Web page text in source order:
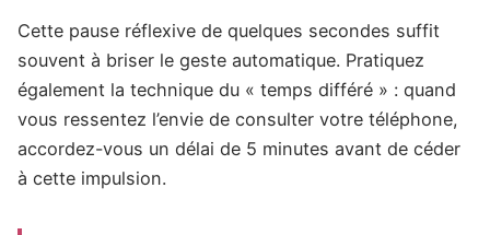
Cette pause réflexive de quelques secondes suffit
souvent à briser le geste automatique. Pratiquez
également la technique du « temps différé » : quand
vous ressentez l’envie de consulter votre téléphone,
accordez-vous un délai de 5 minutes avant de céder
à cette impulsion.